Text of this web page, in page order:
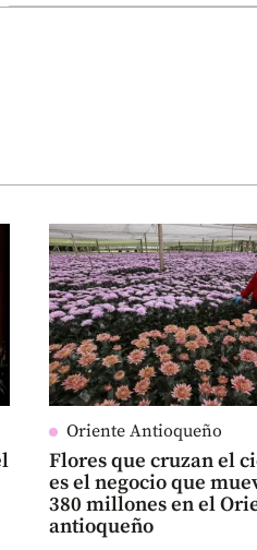
Oriente Antioqueño
Flores que cruzan el
es el negocio que
380 millones en el
antioqueño